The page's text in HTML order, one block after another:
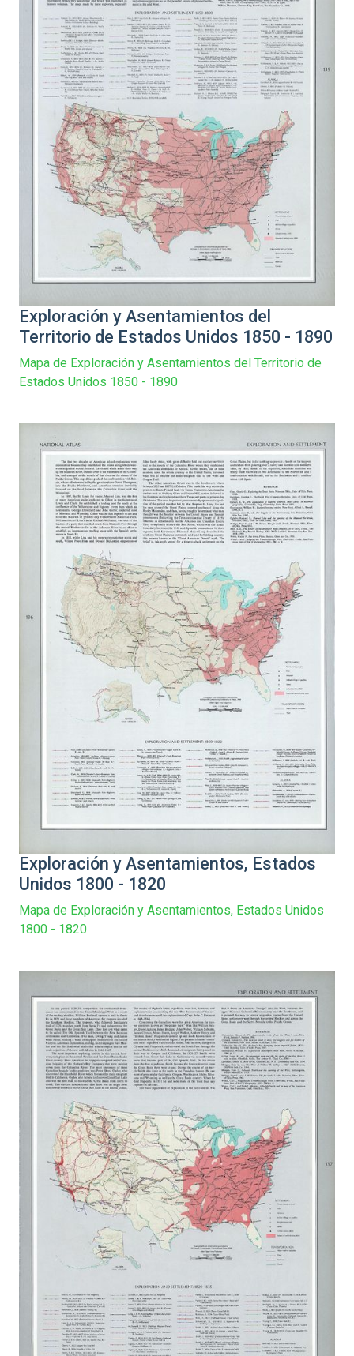
Exploración y Asentamientos del
Territorio de Estados Unidos 1850 - 1890
Mapa de Exploración y Asentamientos del Territorio de
Estados Unidos 1850 - 1890
Exploración y Asentamientos, Estados
Unidos 1800 - 1820
Mapa de Exploración y Asentamientos, Estados Unidos
1800 - 1820